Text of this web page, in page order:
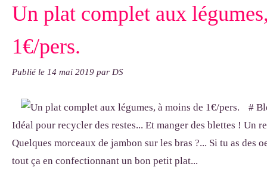
Un plat complet aux
1€/pers.
Publié le 14 mai 2019 par DS
#
Idéal pour recycler des restes... Et manger des blettes ! Un
Quelques morceaux de jambon sur les bras ?... Si tu as des
tout ça en confectionnant un bon petit plat...